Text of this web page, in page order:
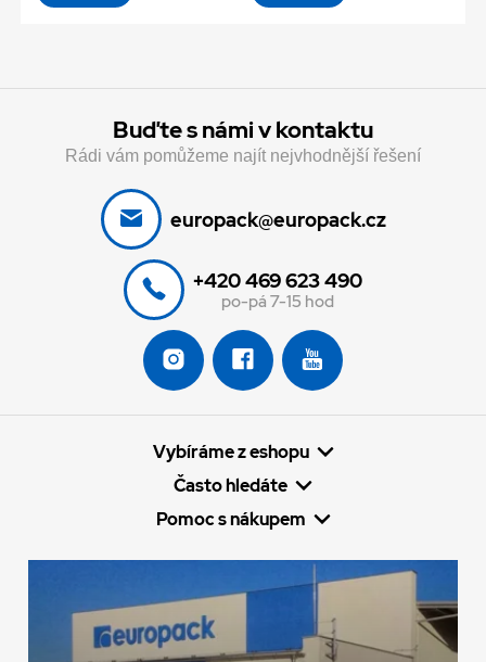
Buďte s námi v kontaktu
Rádi vám pomůžeme najít nejvhodnější řešení
europack@europack.cz
+420 469 623 490
po-pá 7-15 hod
Vybíráme z eshopu
Často hledáte
Pomoc s nákupem